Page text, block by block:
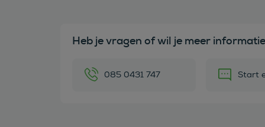
Heb je vragen of wil je meer
085 0431 747 Start